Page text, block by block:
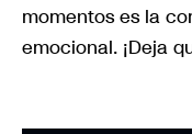
momentos es la
emocional. ¡Deja